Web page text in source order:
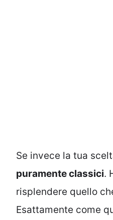
Se invece la tua
puramente classici.
risplendere quello
Esattamente come